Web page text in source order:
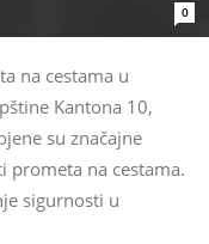
0
na cestama u
Kantona 10,
su značajne
prometa na cestama.
sigurnosti u